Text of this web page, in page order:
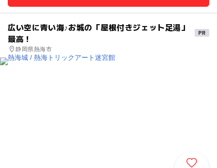
広い空に青い海♪お城の「屋根付きジェット足湯」
最高！
静岡県熱海市